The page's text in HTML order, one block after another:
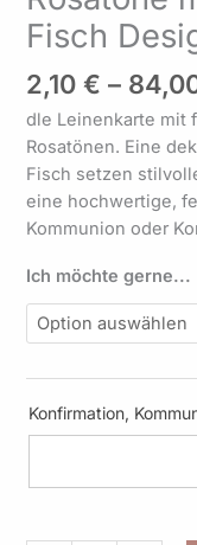
Fisch
2,10€ –
dle Leinenkarte mit
Rosatönen. Eine
Fisch setzen
eine hochwertige,
Kommunion oder
Ich möchte gerne...
Konfirmation,
Rosatöne
mit
Fisch
Design
K50
Menge